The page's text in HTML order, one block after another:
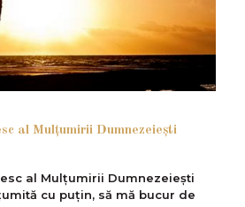
al Mulţumirii Dumnezeieşti
al Mulțumirii Dumnezeiești
cu puțin, să mă bucur de